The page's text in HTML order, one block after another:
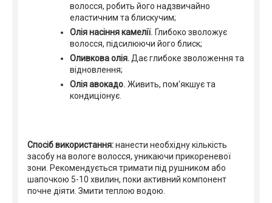
волосся, робить його надзвичайно
еластичним та блискучим;
Олія насіння камелії. Глибоко зволожує
волосся, підсилюючи його блиск;
Оливкова олія. Дає глибоке зволоження та
відновлення;
Олія авокадо. Живить, пом'якшує та
кондиціонує.
Спосіб використання:нанести необхідну кількість
засобу на вологе волосся, уникаючи прикореневої
зони. Рекомендується тримати під рушником або
шапочкою 5-10 хвилин, поки активний компонент
почне діяти. Змити теплою водою.